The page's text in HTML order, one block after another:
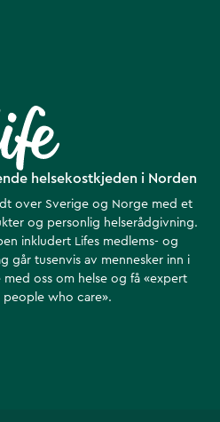
helsekostkjeden i Norden
over Sverige og Norge med et
og personlig helserådgivning.
inkludert Lifes medlems- og
går tusenvis av mennesker inn i
oss om helse ​​og få «expert
who care».